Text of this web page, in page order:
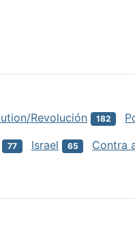
Revolución 182
77 Israel 65 Contra